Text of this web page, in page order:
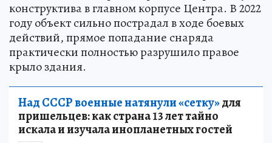
конструктива в главном корпусе Центра. В 2022
году объект сильно пострадал в ходе боевых
действий, прямое попадание снаряда
практически полностью разрушило правое
крыло здания.
Над СССР военные натянули «сетку»для
пришельцев: как страна 13 лет тайно
искала и изучала инопланетных гостей